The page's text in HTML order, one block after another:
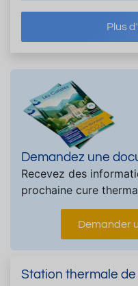
Plus
Demandez une
Recevez des
prochaine cure
Demander
Station thermale